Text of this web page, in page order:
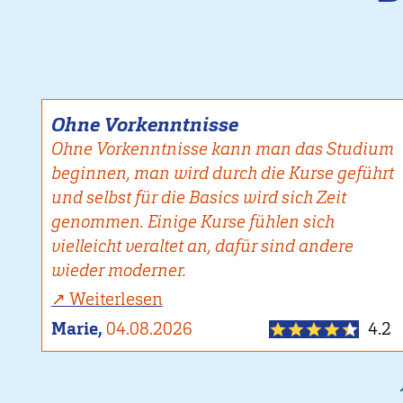
Ohne Vorkenntnisse
Ohne Vorkenntnisse kann man das Studium
beginnen, man wird durch die Kurse geführt
und selbst für die Basics wird sich Zeit
genommen. Einige Kurse fühlen sich
vielleicht veraltet an, dafür sind andere
wieder moderner.
Weiterlesen
Marie, 04.08.2026 4.2